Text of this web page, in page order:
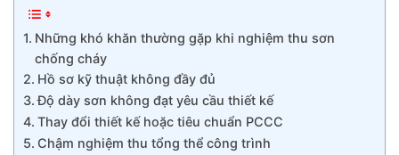
Những khó khăn thường gặp khi nghiệm thu sơn
chống cháy
Hồ sơ kỹ thuật không đầy đủ
Độ dày sơn không đạt yêu cầu thiết kế
Thay đổi thiết kế hoặc tiêu chuẩn PCCC
Chậm nghiệm thu tổng thể công trình